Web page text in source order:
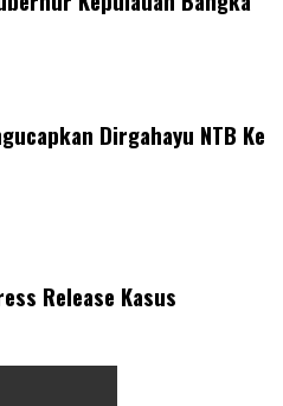
Dirgahayu NTB Ke
Release Kasus